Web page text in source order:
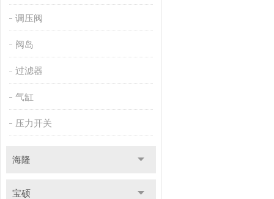
调压阀
阀岛
过滤器
气缸
压力开关
海隆
宝硕